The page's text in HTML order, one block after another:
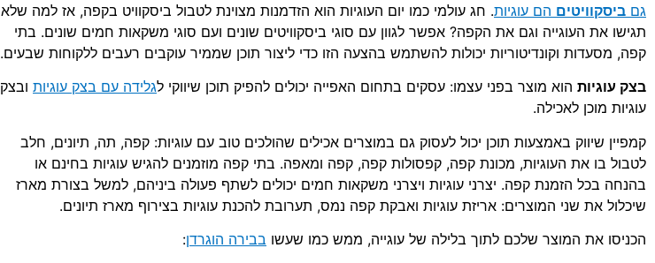
גם ביסקוויטים הם עוגיות. חג עולמי כמו יום העוגיות הוא הזדמנות מצוינת לטבול ביסקוויט בקפה, אז למה שלא
תגישו את העוגייה וגם את הקפה? אפשר לגוון עם סוגי ביסקוויטים שונים ועם סוגי משקאות חמים שונים. בתי
קפה, מסעדות וקונדיטוריות יכולות להשתמש בהצעה הזו כדי ליצור תוכן שממיר עוקבים רעבים ללקוחות שבעים.
בצק עוגיות הוא מוצר בפני עצמו: עסקים בתחום האפייה יכולים להפיק תוכן שיווקי לגלידה עם בצק עוגיות ובצק
עוגיות מוכן לאכילה.
קמפיין שיווק באמצעות תוכן יכול לעסוק גם במוצרים אכילים שהולכים טוב עם עוגיות: קפה, תה, תיונים, חלב
לטבול בו את העוגיות, מכונת קפה, קפסולות קפה, קפה ומאפה. בתי קפה מוזמנים להגיש עוגיות בחינם או
בהנחה בכל הזמנת קפה. יצרני עוגיות ויצרני משקאות חמים יכולים לשתף פעולה ביניהם, למשל בצורת מארז
שיכלול את שני המוצרים: אריזת עוגיות ואבקת קפה נמס, תערובת להכנת עוגיות בצירוף מארז תיונים.
הכניסו את המוצר שלכם לתוך בלילה של עוגייה, ממש כמו שעשו בבירה הוגרדן: